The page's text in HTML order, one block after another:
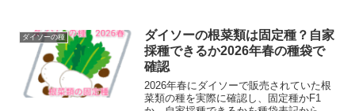
農法で野菜を育てていて、種はできるだ
け自家採種をしようと考えています。ダ
イソーで発売された野菜の種の中で自家
採種できそうなものを調べてみました。
🧐今回は葉菜類を調べてみましたよ！
ダイソーの種
ダイソーの根菜類は固定種？自家
採種できるか2026年春の種袋で
確認
2026年春にダイソーで販売されていた根
菜類の種を実際に確認し、固定種かF1